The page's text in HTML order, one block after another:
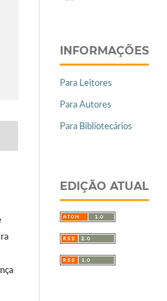
INFORMAÇÕES
Para Leitores
Para Autores
Para Bibliotecários
EDIÇÃO ATUAL